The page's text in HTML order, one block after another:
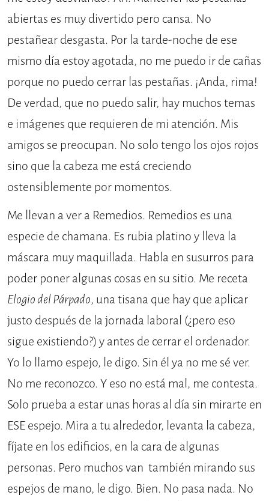
abiertas es muy divertido pero cansa. No
pestañear desgasta. Por la tarde-noche de ese
mismo día estoy agotada, no me puedo ir de cañas
porque no puedo cerrar las pestañas. ¡Anda, rima!
De verdad, que no puedo salir, hay muchos temas
e imágenes que requieren de mi atención. Mis
amigos se preocupan. No solo tengo los ojos rojos
sino que la cabeza me está creciendo
ostensiblemente por momentos.
Me llevan a ver a Remedios. Remedios es una
especie de chamana. Es rubia platino y lleva la
máscara muy maquillada. Habla en susurros para
poder poner algunas cosas en su sitio. Me receta
Elogio del Párpado, una tisana que hay que aplicar
justo después de la jornada laboral (¿pero eso
sigue existiendo?) y antes de cerrar el ordenador.
Yo lo llamo espejo, le digo. Sin él ya no me sé ver.
No me reconozco. Y eso no está mal, me contesta.
Solo prueba a estar unas horas al día sin mirarte en
ESE espejo. Mira a tu alrededor, levanta la cabeza,
fíjate en los edificios, en la cara de algunas
personas. Pero muchos van también mirando sus
espejos de mano, le digo. Bien. No pasa nada. No